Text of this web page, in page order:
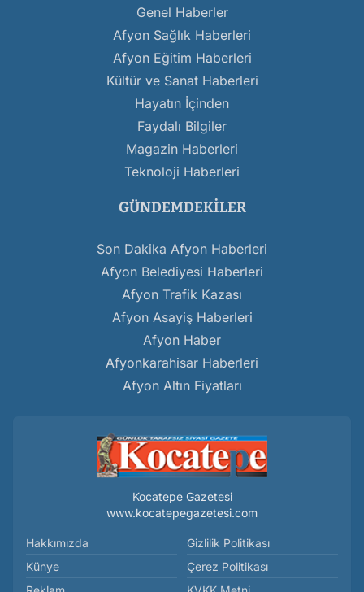
Genel Haberler
Afyon Sağlık Haberleri
Afyon Eğitim Haberleri
Kültür ve Sanat Haberleri
Hayatın İçinden
Faydalı Bilgiler
Magazin Haberleri
Teknoloji Haberleri
GÜNDEMDEKILER
Son Dakika Afyon Haberleri
Afyon Belediyesi Haberleri
Afyon Trafik Kazası
Afyon Asayiş Haberleri
Afyon Haber
Afyonkarahisar Haberleri
Afyon Altın Fiyatları
Kocatepe Gazetesi
www.kocatepegazetesi.com
Hakkımızda
Künye
Gizlilik Politikası
Çerez Politikası